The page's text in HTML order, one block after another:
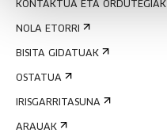
KONTAKTUA ETA ORDUTEGIAK
NOLA ETORRI
BISITA GIDATUAK
OSTATUA
IRISGARRITASUNA
ARAUAK